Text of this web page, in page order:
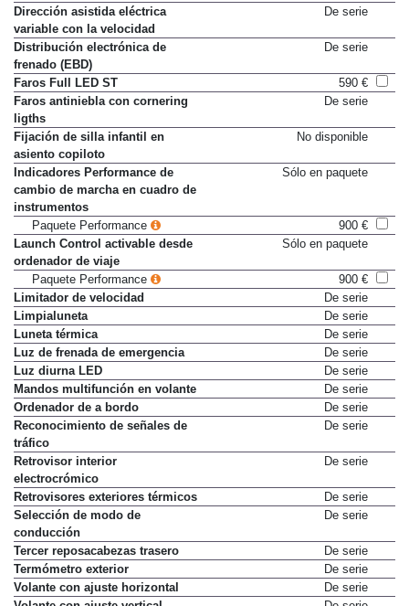
Paquete Performance
900 €
Dirección asistida eléctrica
variable con la velocidad
Distribución electrónica de
frenado (EBD)
Faros Full LED ST
590 €
Faros antiniebla con cornering
ligths
Fijación de silla infantil en
asiento copiloto
Indicadores Performance de
cambio de marcha en cuadro de
instrumentos
Paquete Performance
900 €
Launch Control activable desde
ordenador de viaje
Paquete Performance
900 €
Limitador de velocidad
De serie
Limpialuneta
De serie
Luneta térmica
De serie
Luz de frenada de emergencia
De serie
Luz diurna LED
De serie
Mandos multifunción en volante
De serie
Ordenador de a bordo
De serie
Reconocimiento de señales de
tráfico
Retrovisor interior
electrocrómico
Retrovisores exteriores térmicos
De serie
Selección de modo de
conducción
Tercer reposacabezas trasero
De serie
Termómetro exterior
De serie
Volante con ajuste horizontal
De serie